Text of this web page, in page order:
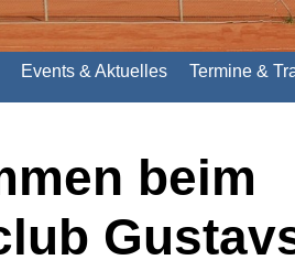
Events & Aktuelles Termine &
beim